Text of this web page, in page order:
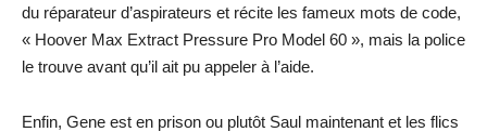
du réparateur d’aspirateurs et récite les fameux mots de code,
« Hoover Max Extract Pressure Pro Model 60 », mais la police
le trouve avant qu’il ait pu appeler à l’aide.
Enfin, Gene est en prison ou plutôt Saul maintenant et les flics